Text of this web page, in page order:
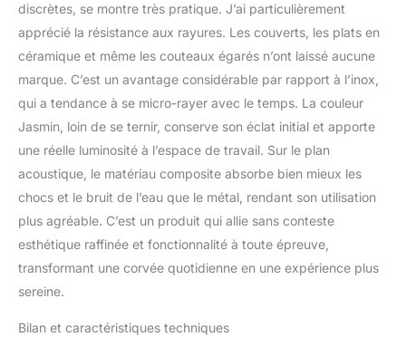
discrètes, se montre très pratique. J’ai particulièrement
apprécié la résistance aux rayures. Les couverts, les plats en
céramique et même les couteaux égarés n’ont laissé aucune
marque. C’est un avantage considérable par rapport à l’inox,
qui a tendance à se micro-rayer avec le temps. La couleur
Jasmin, loin de se ternir, conserve son éclat initial et apporte
une réelle luminosité à l’espace de travail. Sur le plan
acoustique, le matériau composite absorbe bien mieux les
chocs et le bruit de l’eau que le métal, rendant son utilisation
plus agréable. C’est un produit qui allie sans conteste
esthétique raffinée et fonctionnalité à toute épreuve,
transformant une corvée quotidienne en une expérience plus
sereine.
Bilan et caractéristiques techniques